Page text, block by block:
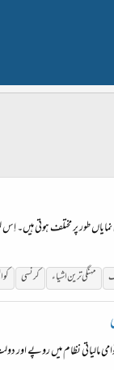
طور پر مختلف ہوتی
مہنگی ترین اشیاء کرنسی